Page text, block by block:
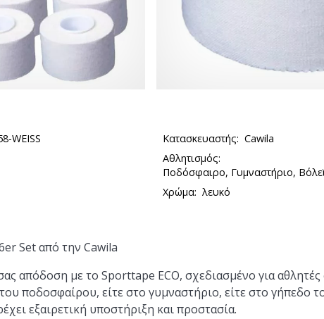
WEISS Κατασκευαστής: Cawila
Αθλητισμός:
Ποδόσφαιρο, Γυμναστήριο,
Χρώμα: λευκό
Set από την Cawila
απόδοση με το Sporttape ECO, σχεδιασμένο για αθλητές
ποδοσφαίρου, είτε στο γυμναστήριο, είτε στο γήπεδο
εξαιρετική υποστήριξη και προστασία.